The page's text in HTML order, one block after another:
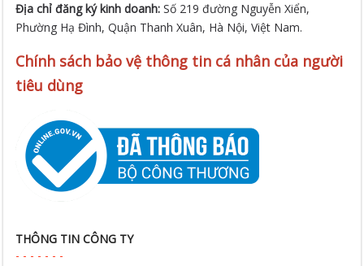
Địa chỉ đăng ký kinh doanh:Số 219 đường Nguyễn Xiển,
Phường Hạ Đình, Quận Thanh Xuân, Hà Nội, Việt Nam.
Chính sách bảo vệ thông tin cá nhân của người
tiêu dùng
THÔNG TIN CÔNG TY